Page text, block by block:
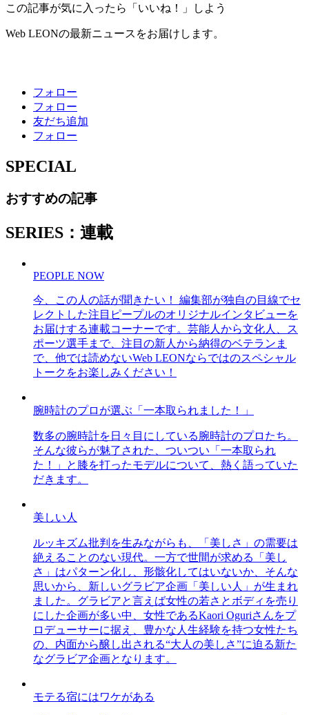
この記事が気に入ったら「いいね！」しよう
Web LEONの最新ニュースをお届けします。
フォロー
フォロー
友だち追加
フォロー
SPECIAL
おすすめの記事
SERIES：連載
PEOPLE NOW
今、この人の話が聞きたい！ 編集部が独自の目線でセ
レクトした注目ピープルのオリジナルインタビューを
お届けする連載コーナーです。芸能人から文化人、ス
ポーツ選手まで、注目の新人から納得のベテランま
で、他では読めないWeb LEONならではのスペシャル
トークをお楽しみください！
腕時計のプロが選ぶ「一本取られました！」
数多の腕時計を日々目にしている腕時計のプロたち。
そんな彼らが魅了された、ついつい「一本取られ
た！」と膝を打ったモデルについて、熱く語っていた
だきます。
美しい人
ルッキズム批判を生みながらも、「美しさ」の需要は
絶えることのない現代。一方で世間が求める「美し
さ」はパターン化し、形骸化してはいないか、そんな
思いから、新しいグラビア企画「美しい人」が生まれ
ました。グラビアと言えば女性の若さとボディを売り
にした企画が多い中、女性であるKaori Oguriさんをプ
ロデューサーに据え、豊かな人生経験を持つ女性たち
の、内面から醸し出される“大人の美しさ”に迫る新た
なグラビア企画となります。
モテる宿にはワケがある